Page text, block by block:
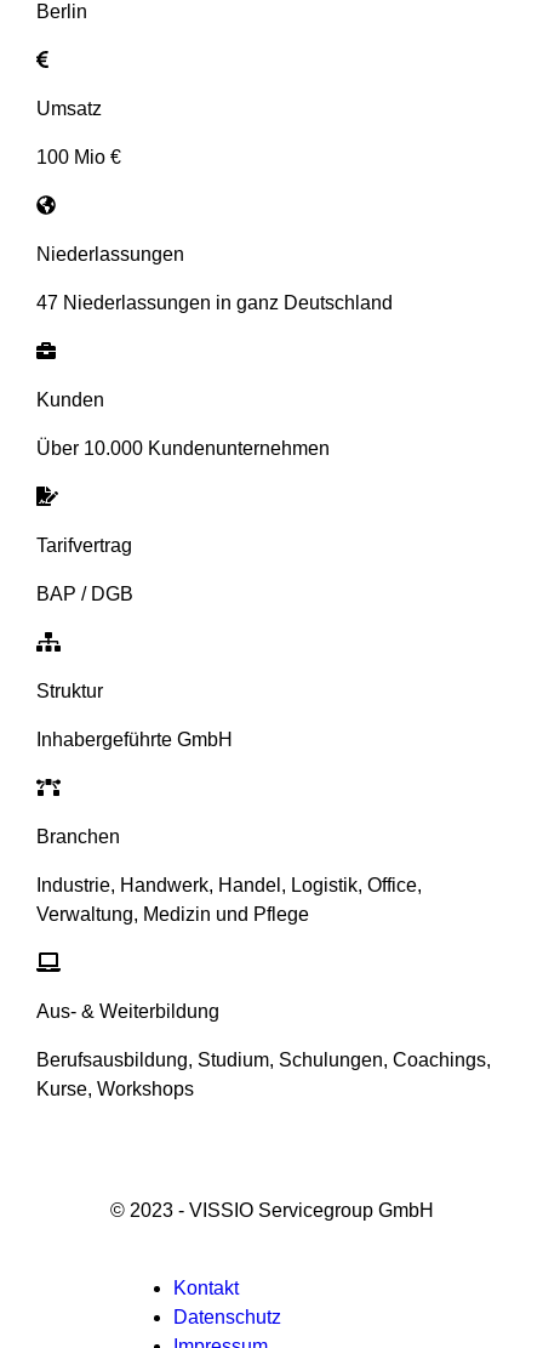
Berlin
Umsatz
100 Mio €
Niederlassungen
47 Niederlassungen in ganz Deutschland
Kunden
Über 10.000 Kundenunternehmen
Tarifvertrag
BAP / DGB
Struktur
Inhabergeführte GmbH
Branchen
Industrie, Handwerk, Handel, Logistik, Office,
Verwaltung, Medizin und Pflege
Aus- & Weiterbildung
Berufsausbildung, Studium, Schulungen, Coachings,
Kurse, Workshops
© 2023 - VISSIO Servicegroup GmbH
Footer
menu
Kontakt
Datenschutz